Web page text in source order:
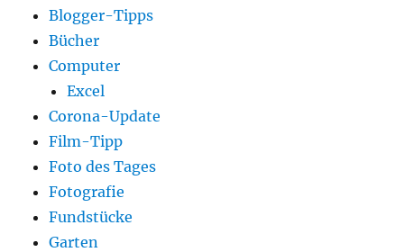
Blogger-Tipps
Bücher
Computer
Excel
Corona-Update
Film-Tipp
Foto des Tages
Fotografie
Fundstücke
Garten